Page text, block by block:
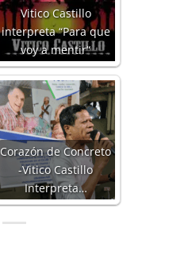
Vitico Castillo
interpreta “Para que
voy a mentir“
Corazón de Concreto
-Vitico Castillo
Interpreta…